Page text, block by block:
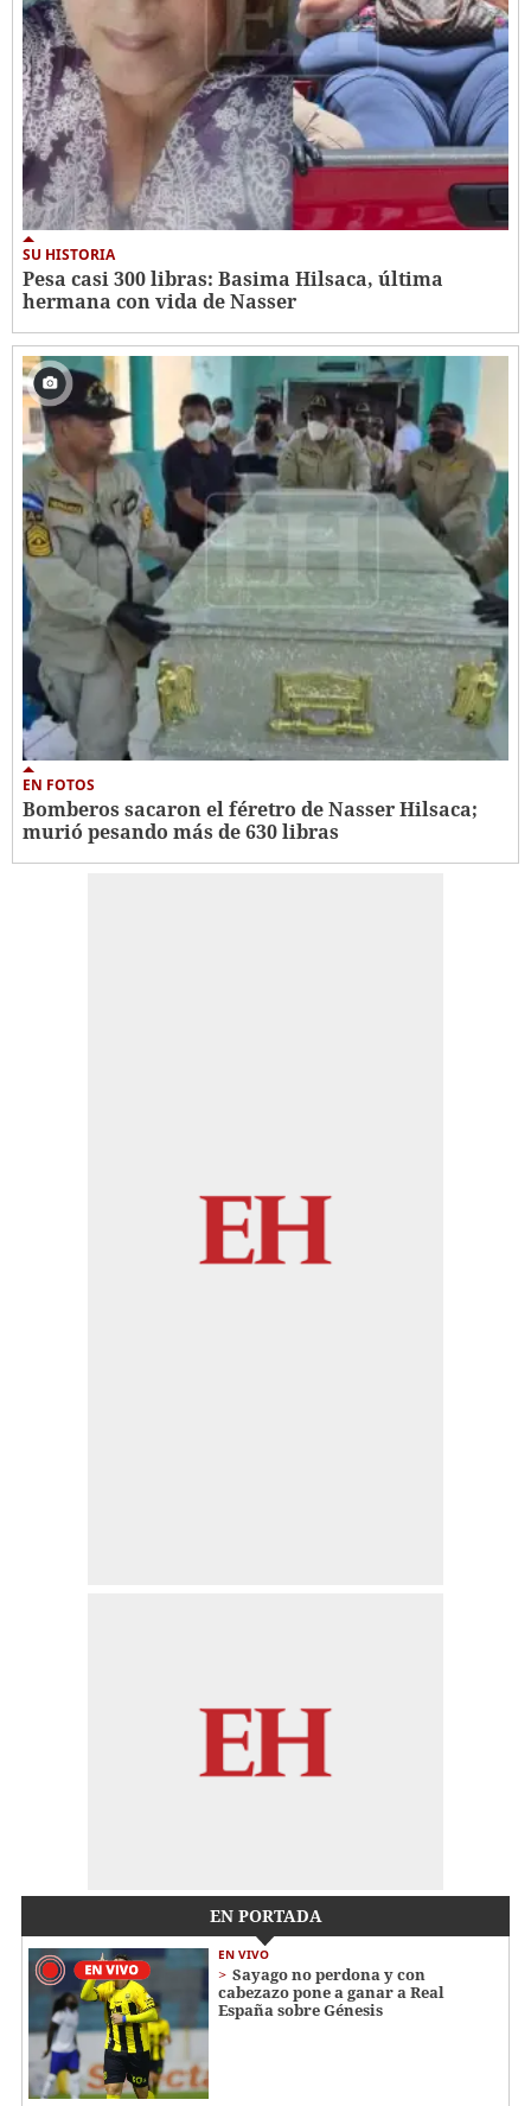
SU HISTORIA
Pesa casi 300 libras: Basima Hilsaca, última
hermana con vida de Nasser
EN FOTOS
Bomberos sacaron el féretro de Nasser Hilsaca;
murió pesando más de 630 libras
EN PORTADA
EN VIVO
Sayago no perdona y con
cabezazo pone a ganar a Real
España sobre Génesis